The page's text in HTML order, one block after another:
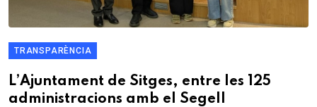
TRANSPARÈNCIA
L’Ajuntament de Sitges, entre les 125
administracions amb el Segell